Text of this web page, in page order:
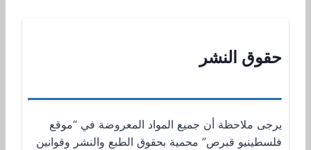
حقوق النشر
يرجى ملاحظة أن جميع المواد المعروضة في “موقع
فلسطينيو قبرص” محمية بحقوق الطبع والنشر وقوانين